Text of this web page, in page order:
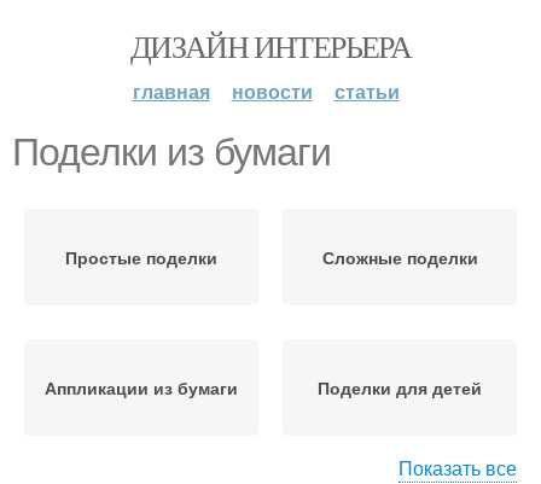
ДИЗАЙН ИНТЕРЬЕРА
главная новости статьи
Поделки из бумаги
Простые поделки Сложные поделки
Аппликации из бумаги Поделки для детей
Показать все